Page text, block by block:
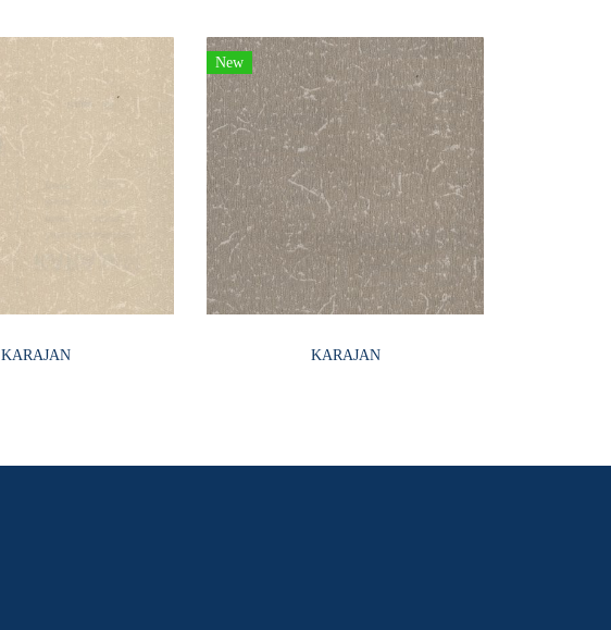
KARAJAN
New
KARAJAN